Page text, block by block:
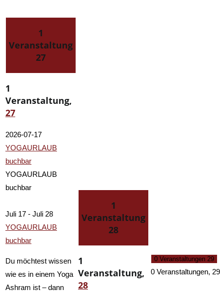
1
Veranstaltung
27
1
Veranstaltung,
27
2026-07-17
YOGAURLAUB
buchbar
YOGAURLAUB
buchbar
Juli 17 - Juli 28
YOGAURLAUB
buchbar
Du möchtest wissen
wie es in einem Yoga
Ashram ist – dann
1
Veranstaltung
28
1
Veranstaltung,
28
0 Veranstaltungen 29
0 Veranstaltungen, 29